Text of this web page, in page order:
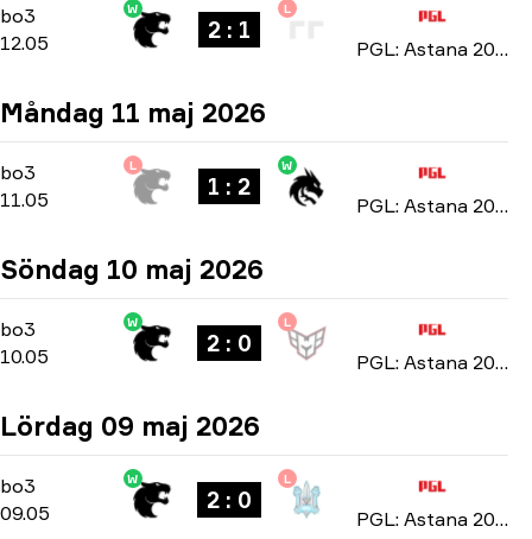
bo3 Group Stage-bo3
12.05
W
2 : 1
L
PGL: Astana 2026
Måndag 11 maj 2026
bo3 Group Stage-bo3
11.05
L
1 : 2
W
PGL: Astana 2026
Söndag 10 maj 2026
bo3 Group Stage-bo3
10.05
W
2 : 0
L
PGL: Astana 2026
Lördag 09 maj 2026
bo3 Group Stage-bo3
09.05
W
2 : 0
L
PGL: Astana 2026